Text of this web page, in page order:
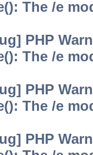
The /e
PHP
The /e
PHP
The /e
PHP